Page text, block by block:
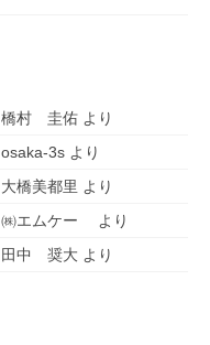
橋村 圭佑 より
osaka-3s より
大橋美都里 より
㈱エムケー
より
田中 奨大 より